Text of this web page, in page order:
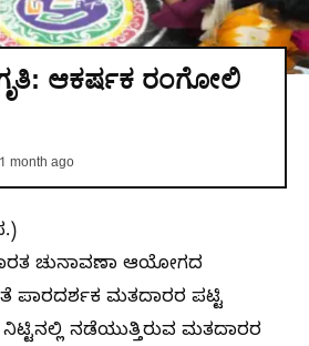
ಆಕರ್ಷಕ ರಂಗೋಲಿ
1 month ago
ಚುನಾವಣಾ ಆಯೋಗದ
ಪಾರದರ್ಶಕ ಮತದಾರರ ಪಟ್ಟಿ
ನಡೆಯುತ್ತಿರುವ ಮತದಾರರ